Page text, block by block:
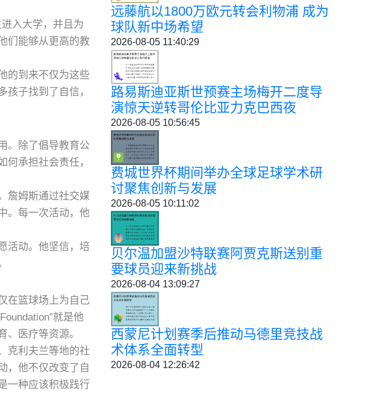
入大学，并且为
们能够从更高的教
的到来不仅为这些
子找到了自信，
。除了倡导教育公
承担社会责任，
詹姆斯通过社交媒
。每一次活动，他
活动。他坚信，培
在篮球场上为自己
就是他
医疗等资源。
克利夫兰等地的社
，他不仅改变了自
一种应该积极践行
远藤航以1800万欧元转会利物浦 成为
球队新中场希望
2026-08-05 11:40:29
路易斯迪亚斯世预赛主场梅开二度导
演惊天逆转哥伦比亚力克巴西夜
2026-08-05 10:56:45
费城世界杯期间举办全球足球学术研
讨聚焦创新与发展
2026-08-05 10:11:02
贝尔温加盟沙特联赛阿贾克斯送别重
要球员迎来新挑战
2026-08-04 13:09:27
西蒙尼计划赛季后推动马德里竞技战
术体系全面转型
2026-08-04 12:26:42